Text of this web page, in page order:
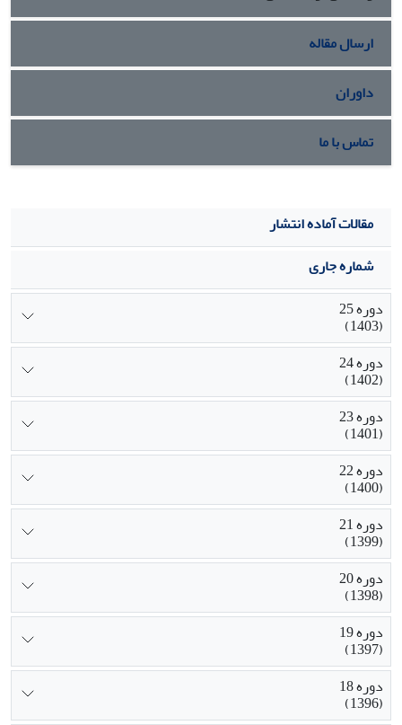
ارسال مقاله
داوران
تماس با ما
مقالات آماده انتشار
شماره جاری
دوره 25
(1403)
دوره 24
(1402)
دوره 23
(1401)
دوره 22
(1400)
دوره 21
(1399)
دوره 20
(1398)
دوره 19
(1397)
دوره 18
(1396)